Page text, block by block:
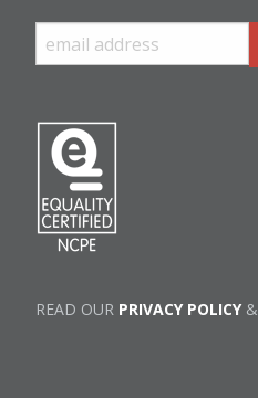
READ OUR PRIVACY POLICY&